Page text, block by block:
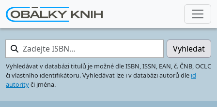
Zadejte ISBN… Vyhledat
Vyhledávat v databázi titulů je možné dle ISBN, ISSN, EAN, č. ČNB, OCLC
či vlastního identifikátoru. Vyhledávat lze i v databázi autorů dle id
autorityči jména.